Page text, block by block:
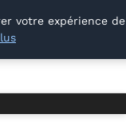
votre expérience